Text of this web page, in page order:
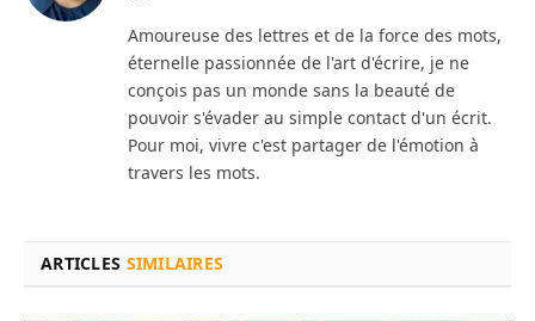
Amoureuse des lettres et de la force des mots,
éternelle passionnée de l'art d'écrire, je ne
conçois pas un monde sans la beauté de
pouvoir s'évader au simple contact d'un écrit.
Pour moi, vivre c'est partager de l'émotion à
travers les mots.
ARTICLES SIMILAIRES